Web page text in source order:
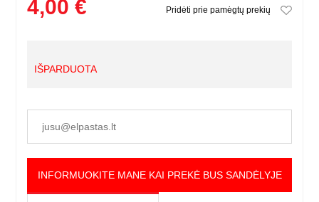
4,00 € Pridėti prie pamėgtų prekių
IŠPARDUOTA
INFORMUOKITE MANE KAI PREKĖ BUS SANDĖLYJE